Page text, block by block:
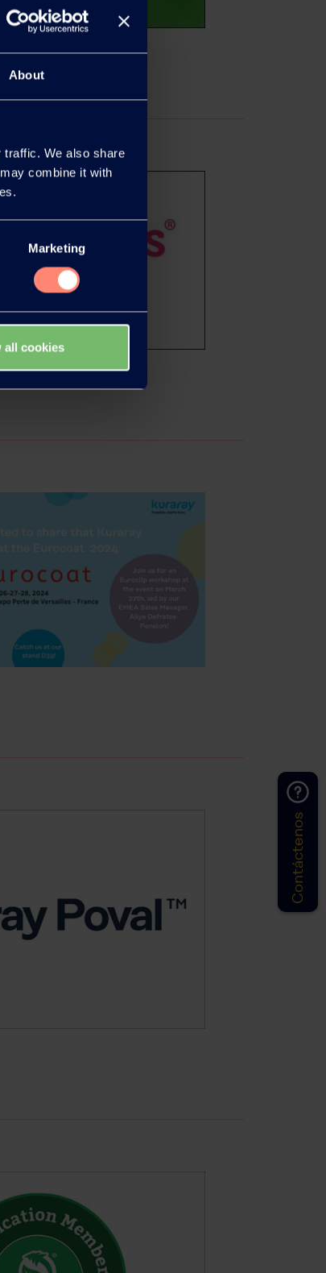
About
traffic. We also share
combine it with
Marketing
all cookies
Contáctenos